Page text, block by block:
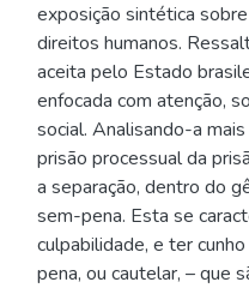
exposição sintética
direitos humanos.
aceita pelo Estado
enfocada com atenção,
social. Analisando-a
prisão processual da
a separação, dentro do
sem-pena. Esta se
culpabilidade, e ter
pena, ou cautelar, – que